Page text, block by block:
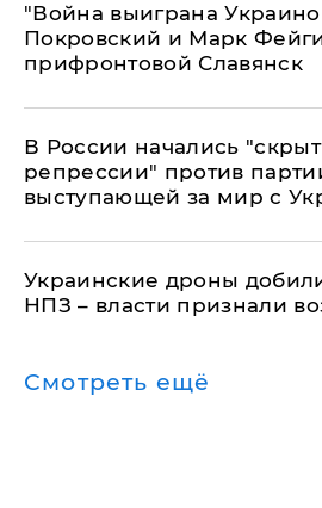
"Война выиграна
Покровский и Марк
прифронтовой Славянск
В России начались
репрессии" против
выступающей за мир с
Украинские дроны
НПЗ – власти признали
Смотреть ещё